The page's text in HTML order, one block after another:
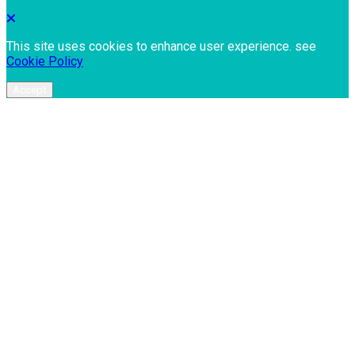
This site uses cookies to enhance user experience. see
Cookie Policy